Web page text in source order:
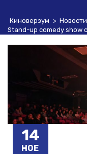
Киноверзум > Новости
Stand-up comedy show
14
НОЕ